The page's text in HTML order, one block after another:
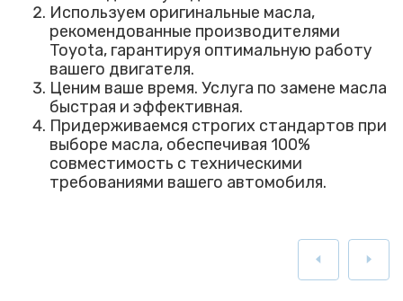
Используем оригинальные масла,
рекомендованные производителями
Toyota, гарантируя оптимальную работу
вашего двигателя.
Ценим ваше время. Услуга по замене масла
быстрая и эффективная.
Придерживаемся строгих стандартов при
выборе масла, обеспечивая 100%
совместимость с техническими
требованиями вашего автомобиля.